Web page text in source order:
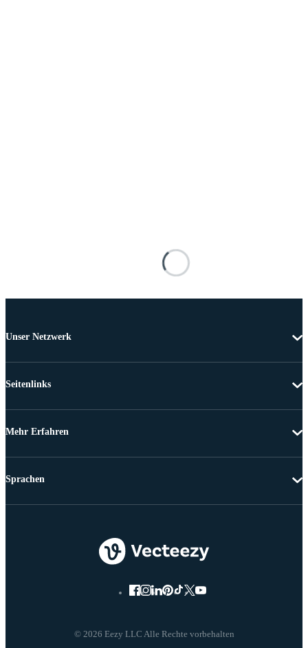
Unser Netzwerk
Seitenlinks
Mehr Erfahren
© 2026 Eezy LLC Alle Rechte vorbehalten
Sprachen